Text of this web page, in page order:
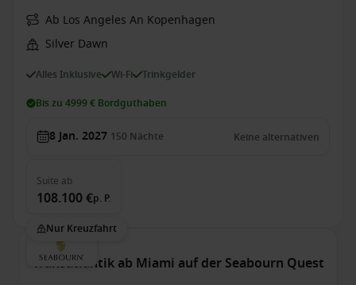
Ab Los Angeles An Kopenhagen
Silver Dawn
Alles Inklusive Wi-Fi Trinkgelder
Bis zu 4999 € Bordguthaben
8 Jan. 2027 150 Nächte Keine alternativen
Suite ab
108.100 €p. P.
Nur Kreuzfahrt
Transatlantik ab Miami auf der Seabourn Quest